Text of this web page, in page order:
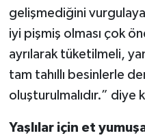
gelişmediğini
iyi pişmiş olması çok
ayrılarak tüketilmeli,
tam tahıllı besinlerle
oluşturulmalıdır.” diye
Yaşlılar için et